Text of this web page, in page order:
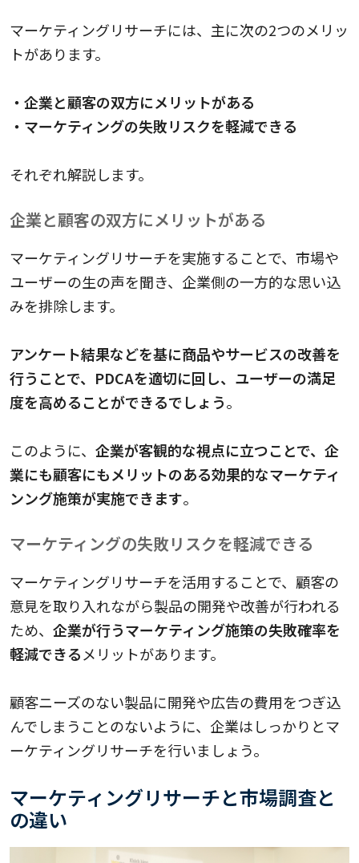
マーケティングリサーチには、主に次の2つのメリッ
トがあります。
・企業と顧客の双方にメリットがある
・マーケティングの失敗リスクを軽減できる
それぞれ解説します。
企業と顧客の双方にメリットがある
マーケティングリサーチを実施することで、市場や
ユーザーの生の声を聞き、企業側の一方的な思い込
みを排除します。
アンケート結果などを基に商品やサービスの改善を
行うことで、PDCAを適切に回し、ユーザーの満足
度を高めることができるでしょう。
このように、 企業が客観的な視点に立つことで、企
業にも顧客にもメリットのある効果的なマーケティ
ンング施策が実施できます。
マーケティングの失敗リスクを軽減できる
マーケティングリサーチを活用することで、顧客の
意見を取り入れながら製品の開発や改善が行われる
ため、 企業が行うマーケティング施策の失敗確率を
軽減できるメリットがあります。
顧客ニーズのない製品に開発や広告の費用をつぎ込
んでしまうことのないように、企業はしっかりとマ
ーケティングリサーチを行いましょう。
マーケティングリサーチと市場調査と
の違い